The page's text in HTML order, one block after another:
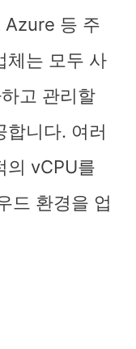
등 주
체는 모두 사
고 관리할
합니다. 여러
의 vCPU를
드 환경을 업